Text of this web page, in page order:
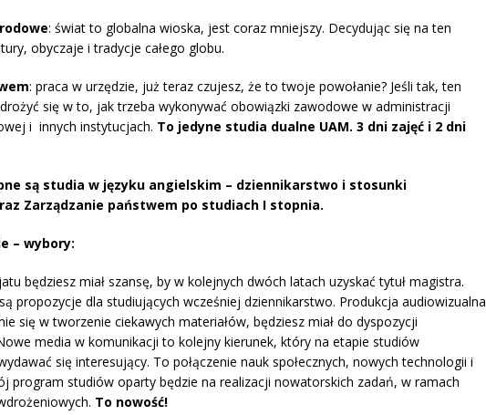
: świat to globalna wioska, jest coraz mniejszy. Decydując się na ten
obyczaje i tradycje całego globu.
: praca w urzędzie, już teraz czujesz, że to twoje powołanie? Jeśli tak, ten
się w to, jak trzeba wykonywać obowiązki zawodowe w administracji
i innych instytucjach. To jedyne studia dualne UAM. 3 dni zajęć i 2 dni
są studia w języku angielskim – dziennikarstwo i stosunki
Zarządzanie państwem po studiach I stopnia.
– wybory:
będziesz miał szansę, by w kolejnych dwóch latach uzyskać tytuł magistra.
propozycje dla studiujących wcześniej dziennikarstwo. Produkcja audiowizualna
się w tworzenie ciekawych materiałów, będziesz miał do dyspozycji
media w komunikacji to kolejny kierunek, który na etapie studiów
się interesujący. To połączenie nauk społecznych, nowych technologii i
program studiów oparty będzie na realizacji nowatorskich zadań, w ramach
To nowość!